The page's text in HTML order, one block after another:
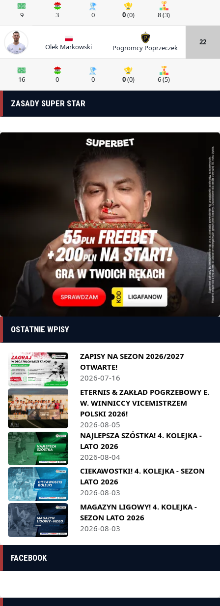
9 3 0 0(0) 8 (3)
Olek Markowski Pogromcy Poprzeczek
22
16 0 0 0(0) 6 (5)
ZASADY SUPER STAR
OSTATNIE WPISY
ZAPISY NA SEZON 2026/2027
OTWARTE!
2026-07-16
ETERNIS & ZAKŁAD POGRZEBOWY E.
W. WINNICCY VICEMISTRZEM
POLSKI 2026!
2026-08-05
NAJLEPSZA SZÓSTKA! 4. KOLEJKA -
LATO 2026
2026-08-04
CIEKAWOSTKI! 4. KOLEJKA - SEZON
LATO 2026
2026-08-03
MAGAZYN LIGOWY! 4. KOLEJKA -
SEZON LATO 2026
2026-08-03
FACEBOOK